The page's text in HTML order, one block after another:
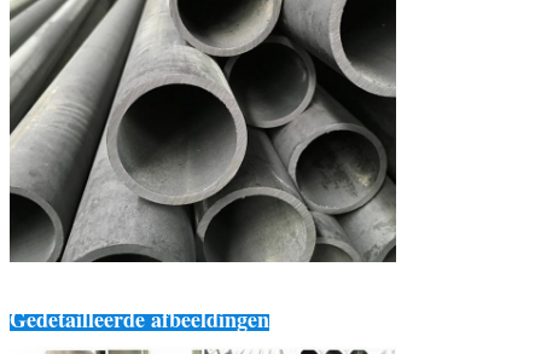
Gedetailleerde afbeeldingen